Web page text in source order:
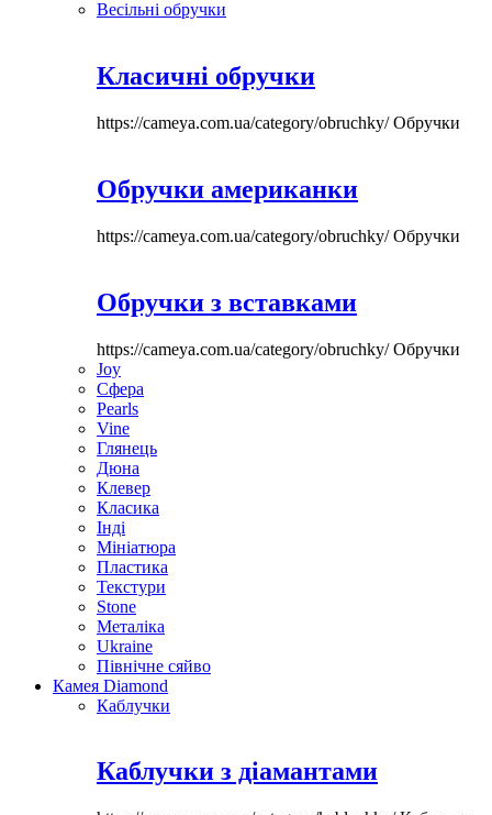
Весільні обручки
Класичні обручки
https://cameya.com.ua/category/obruchky/Обручки
Обручки американки
https://cameya.com.ua/category/obruchky/Обручки
Обручки з вставками
https://cameya.com.ua/category/obruchky/Обручки
Joy
Сфера
Pearls
Vine
Глянець
Дюна
Клевер
Класика
Інді
Мініатюра
Пластика
Текстури
Stone
Металіка
Ukraine
Північне сяйво
Камея Diamond
Каблучки
Каблучки з діамантами